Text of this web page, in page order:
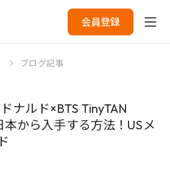
会員登録
ブログ記事
ナルド×BTS TinyTAN
から入手する方法！USメ